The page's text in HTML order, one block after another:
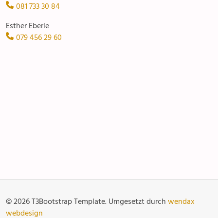
081 733 30 84
Esther Eberle
079 456 29 60
© 2026 T3Bootstrap Template. Umgesetzt durch wendax
webdesign
Angebot & Sakramente
Aktuelles
Fotogalerie
Links